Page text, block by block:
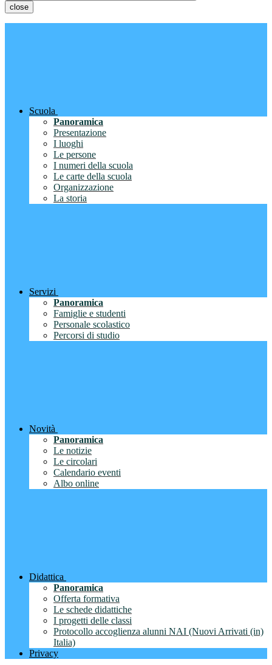
close
Scuola
Panoramica
Presentazione
I luoghi
Le persone
I numeri della scuola
Le carte della scuola
Organizzazione
La storia
Servizi
Panoramica
Famiglie e studenti
Personale scolastico
Percorsi di studio
Novità
Panoramica
Le notizie
Le circolari
Calendario eventi
Albo online
Didattica
Panoramica
Offerta formativa
Le schede didattiche
I progetti delle classi
Protocollo accoglienza alunni NAI (Nuovi Arrivati (in)
Italia)
Privacy